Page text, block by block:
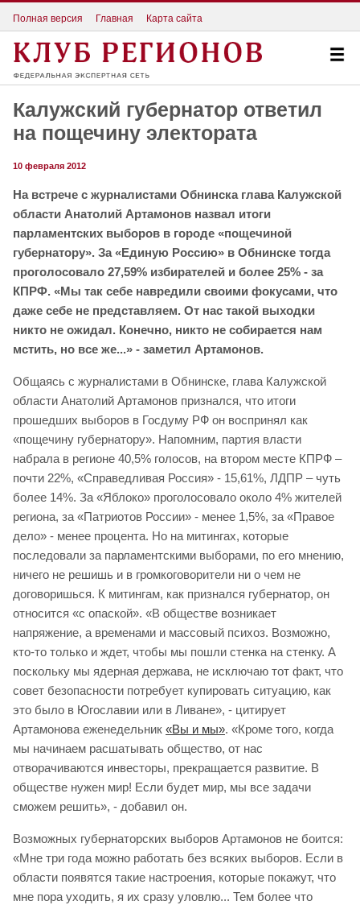
Полная версия Главная Карта сайта
Калужский губернатор ответил
на пощечину электората
10 февраля 2012
На встрече с журналистами Обнинска глава Калужской
области Анатолий Артамонов назвал итоги
парламентских выборов в городе «пощечиной
губернатору». За «Единую Россию» в Обнинске тогда
проголосовало 27,59% избирателей и более 25% - за
КПРФ. «Мы так себе навредили своими фокусами, что
даже себе не представляем. От нас такой выходки
никто не ожидал. Конечно, никто не собирается нам
мстить, но все же...» - заметил Артамонов.
Общаясь с журналистами в Обнинске, глава Калужской
области Анатолий Артамонов признался, что итоги
прошедших выборов в Госдуму РФ он воспринял как
«пощечину губернатору». Напомним, партия власти
набрала в регионе 40,5% голосов, на втором месте КПРФ –
почти 22%, «Справедливая Россия» - 15,61%, ЛДПР – чуть
более 14%. За «Яблоко» проголосовало около 4% жителей
региона, за «Патриотов России» - менее 1,5%, за «Правое
дело» - менее процента. Но на митингах, которые
последовали за парламентскими выборами, по его мнению,
ничего не решишь и в громкоговорители ни о чем не
договоришься. К митингам, как признался губернатор, он
относится «с опаской». «В обществе возникает
напряжение, а временами и массовый психоз. Возможно,
кто-то только и ждет, чтобы мы пошли стенка на стенку. А
поскольку мы ядерная держава, не исключаю тот факт, что
совет безопасности потребует купировать ситуацию, как
это было в Югославии или в Ливане», - цитирует
Артамонова еженедельник «Вы и мы». «Кроме того, когда
мы начинаем расшатывать общество, от нас
отворачиваются инвесторы, прекращается развитие. В
обществе нужен мир! Если будет мир, мы все задачи
сможем решить», - добавил он.
Возможных губернаторских выборов Артамонов не боится:
«Мне три года можно работать без всяких выборов. Если в
области появятся такие настроения, которые покажут, что
мне пора уходить, я их сразу уловлю... Тем более что